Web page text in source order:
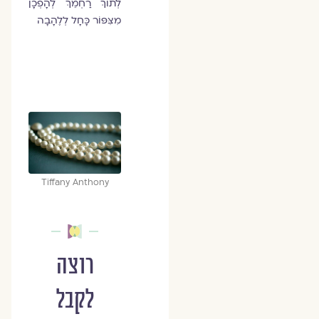
לְתוֹךְ רַחְמֵךְ לְהָפְכָן
מִצִּפּוֹר כָּחָל לְלֶהָבָה
Tiffany Anthony
רוצה
לקבל